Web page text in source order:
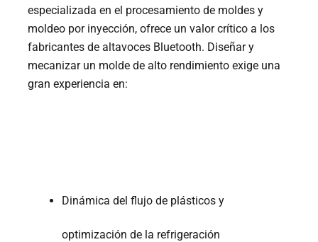
especializada en el procesamiento de moldes y
moldeo por inyección, ofrece un valor crítico a los
fabricantes de altavoces Bluetooth. Diseñar y
mecanizar un molde de alto rendimiento exige una
gran experiencia en:
Dinámica del flujo de plásticos y
optimización de la refrigeración